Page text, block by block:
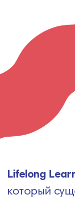
Lifelong Learning
который
как сообщество
образования. За
десятки курсов, в
участие более
мы публиковали
университетами
и за рубежом.